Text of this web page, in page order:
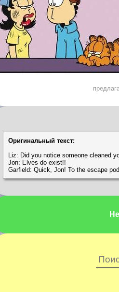
Оригинальный текст:
Liz: Did you notice someone cleaned
Jon: Elves do exist!!
Garfield: Quick, Jon! To the escape